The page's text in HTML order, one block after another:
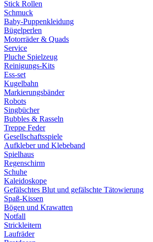
Stick Rollen
Schmuck
Baby-Puppenkleidung
Bügelperlen
Motorräder & Quads
Service
Pluche Spielzeug
Reinigungs-Kits
Ess-set
Kugelbahn
Markierungsbänder
Robots
Singbücher
Bubbles & Rasseln
Treppe Feder
Gesellschaftsspiele
Aufkleber und Klebeband
Spielhaus
Regenschirm
Schuhe
Kaleidoskope
Gefälschtes Blut und gefälschte Tätowierung
Spaß-Kissen
Bögen und Krawatten
Notfall
Strickleitern
Laufräder